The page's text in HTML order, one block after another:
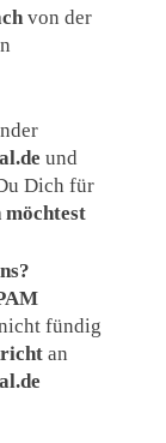
von der
und
Dich für
fündig
an